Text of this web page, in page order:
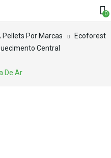
0
Pellets Por Marcas
Ecoforest
Central
De Ar